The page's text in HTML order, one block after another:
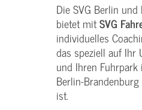
Die SVG Berlin
bietet mitSVG
individuelles
das speziell auf Ihr
und Ihren
Berlin-
ist.